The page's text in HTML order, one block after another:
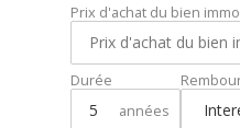
Prix d'achat du bien
Durée
années